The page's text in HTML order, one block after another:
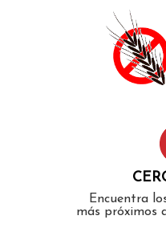
Encuentra
más próximos
authorized to show the
ID 546ddaab-b478-4440-
the domain group in the